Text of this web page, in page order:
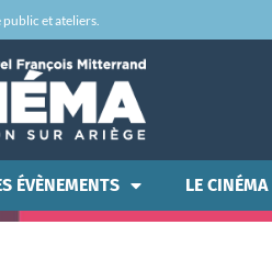
public et ateliers.
ÉVÈNEMENTS LE CINÉMA